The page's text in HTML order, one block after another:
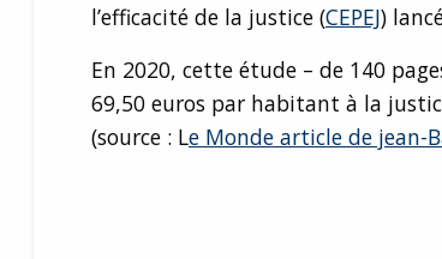
l’efficacité de la justice (CEPEJ)
En 2020, cette étude – de 140
69,50 euros par habitant à la
(source : Le Monde article de jean-